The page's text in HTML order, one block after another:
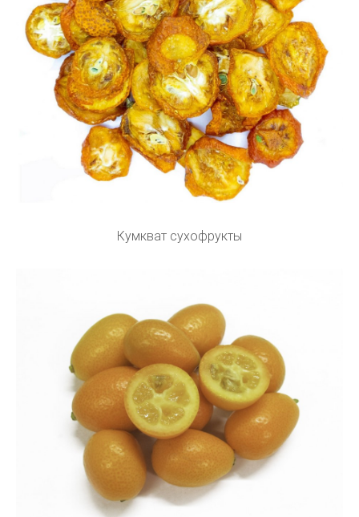
Кумкват сухофрукты